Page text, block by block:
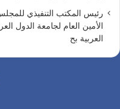
رئيس المكتب التنفيذي
الأمين العام لجامعة الدول
العربية بح